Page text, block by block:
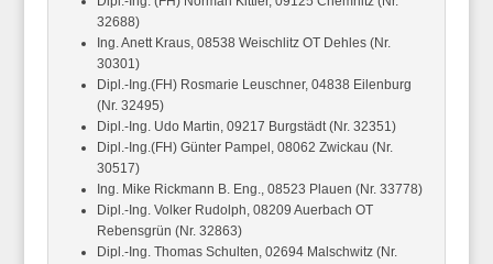
32688)
Ing. Anett Kraus,08538 Weischlitz OT Dehles (Nr.
30301)
Dipl.-Ing.(FH) Rosmarie Leuschner,04838 Eilenburg
(Nr. 32495)
Dipl.-Ing. Udo Martin,09217 Burgstädt (Nr. 32351)
Dipl.-Ing.(FH) Günter Pampel,08062 Zwickau (Nr.
30517)
Ing. Mike Rickmann B. Eng., 08523 Plauen (Nr. 33778)
Dipl.-Ing. Volker Rudolph,08209 Auerbach OT
Rebensgrün (Nr. 32863)
Dipl.-Ing. Thomas Schulten,02694 Malschwitz (Nr.